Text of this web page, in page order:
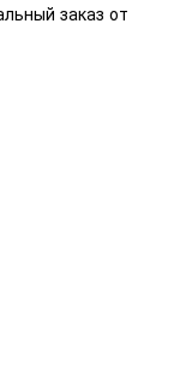
заказ от